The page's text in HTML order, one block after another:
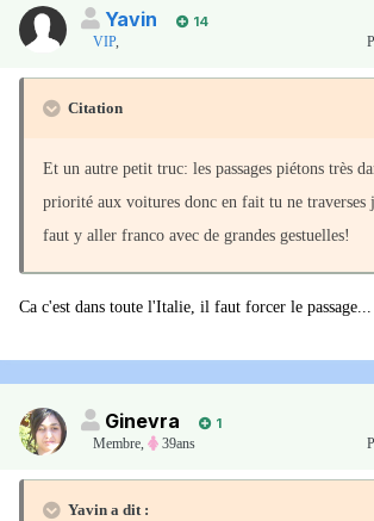
Yavin
14
VIP,
Citation
Et un autre petit truc: les passages piétons très
priorité aux voitures donc en fait tu ne traverses
faut y aller franco avec de grandes gestuelles!
Ca c'est dans toute l'Italie, il faut forcer le passage...
Ginevra
1
Membre, 39ans
Yavin a dit :